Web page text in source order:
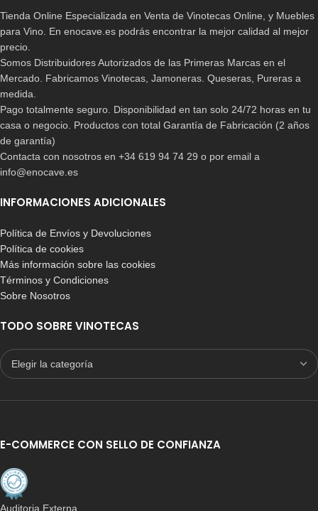
Tienda Online Especializada en Venta de Vinotecas Online, y Muebles
para Vino. En enocave.es podrás encontrar la mejor calidad al mejor
precio.
Somos Distribuidores Autorizados de las Primeras Marcas en el
Mercado. Fabricamos Vinotecas, Jamoneras. Queseras, Pureras a
medida.
Pago totalmente seguro. Disponibilidad en tan solo 24/72 horas en tu
casa o negocio. Productos con total Garantía de Fabricación (2 años
de garantía)
Contacta con nosotros en +34 619 94 74 29 o por email a
info@enocave.es
INFORMACIONES ADICIONALES
Política de Envíos y Devoluciones
Política de cookies
Más información sobre las cookies
Términos y Condiciones
Sobre Nosotros
TODO SOBRE VINOTECAS
E-COMMERCE CON SELLO DE CONFIANZA
Auditoria Externa